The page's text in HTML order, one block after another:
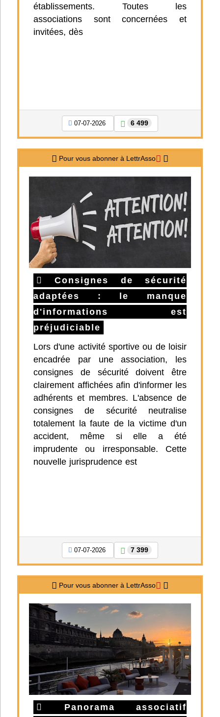
établissements. Toutes les
associations sont concernées et
invitées, dès
07-07-2026 6 499
Pour vous abonner à LettrAsso
Consignes de sécurité
adaptées : le manque
d'informations est
préjudiciable
Lors d'une activité sportive ou de loisir
encadrée par une association, les
consignes de sécurité doivent être
clairement affichées afin d'informer les
adhérents et membres. L'absence de
consignes de sécurité neutralise
totalement la faute de la victime d'un
accident, même si elle a été
imprudente ou irresponsable. Cette
nouvelle jurisprudence est
07-07-2026 7 399
Pour vous abonner à LettrAsso
Panorama associatif